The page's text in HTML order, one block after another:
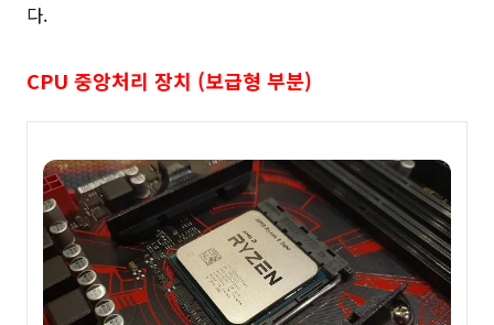
다.
CPU 중앙처리 장치 (보급형 부분)